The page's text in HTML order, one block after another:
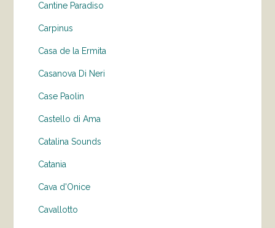
Cantine Paradiso
Carpinus
Casa de la Ermita
Casanova Di Neri
Case Paolin
Castello di Ama
Catalina Sounds
Catania
Cava d'Onice
Cavallotto